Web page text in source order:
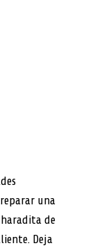
una
de
Deja